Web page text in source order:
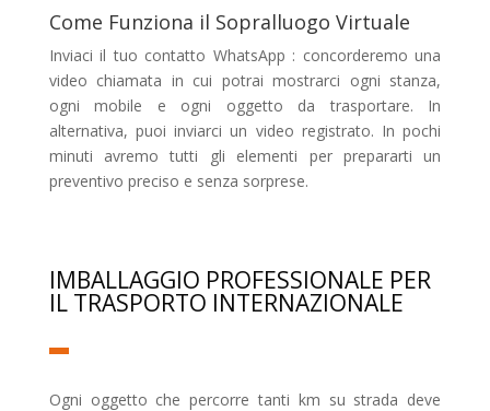
Come Funziona il Sopralluogo Virtuale
Inviaci il tuo contatto WhatsApp : concorderemo una
video chiamata in cui potrai mostrarci ogni stanza,
ogni mobile e ogni oggetto da trasportare. In
alternativa, puoi inviarci un video registrato. In pochi
minuti avremo tutti gli elementi per prepararti un
preventivo preciso e senza sorprese.
IMBALLAGGIO PROFESSIONALE PER
IL TRASPORTO INTERNAZIONALE
Ogni oggetto che percorre tanti km su strada deve